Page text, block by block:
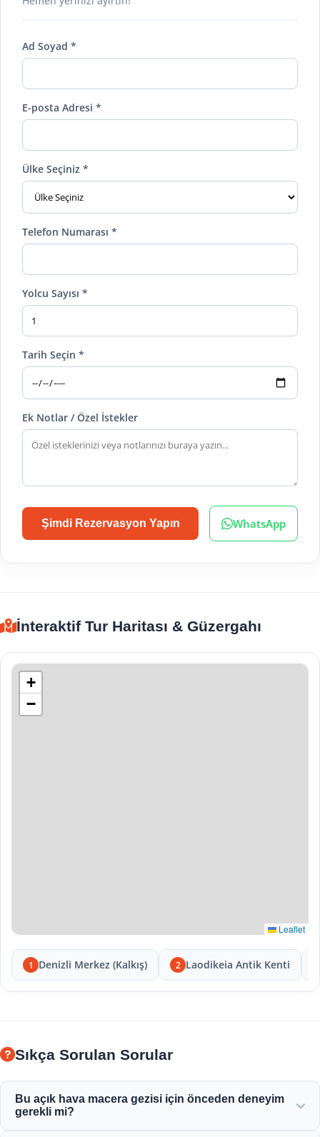
Ad Soyad *
E-posta Adresi *
Ülke Seçiniz *
Telefon Numarası *
Yolcu Sayısı *
Tarih Seçin *
Ek Notlar / Özel İstekler
Şimdi Rezervasyon Yapın WhatsApp
İnteraktif Tur Haritası & Güzergahı
+
−
Leaflet
1 Denizli Merkez (Kalkış) 2 Laodikeia Antik Kenti
Sıkça Sorulan Sorular
Bu açık hava macera gezisi için önceden deneyim
gerekli mi?